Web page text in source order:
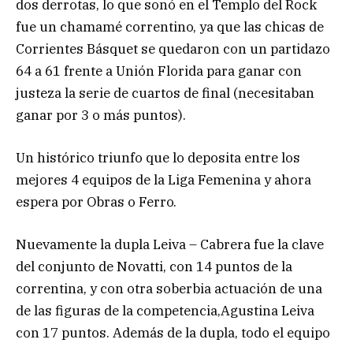
dos derrotas, lo que sonó en el Templo del Rock
fue un chamamé correntino, ya que las chicas de
Corrientes Básquet se quedaron con un partidazo
64 a 61 frente a Unión Florida para ganar con
justeza la serie de cuartos de final (necesitaban
ganar por 3 o más puntos).
Un histórico triunfo que lo deposita entre los
mejores 4 equipos de la Liga Femenina y ahora
espera por Obras o Ferro.
Nuevamente la dupla Leiva – Cabrera fue la clave
del conjunto de Novatti, con 14 puntos de la
correntina, y con otra soberbia actuación de una
de las figuras de la competencia,Agustina Leiva
con 17 puntos. Además de la dupla, todo el equipo